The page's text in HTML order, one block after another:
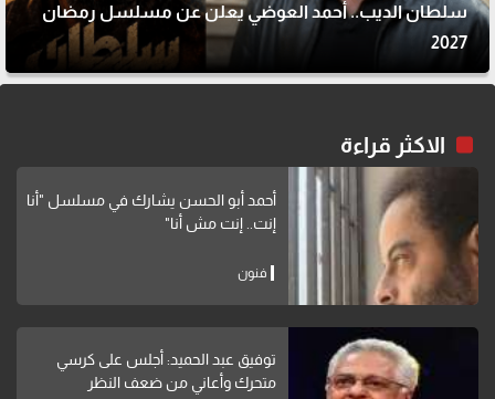
سلطان الديب.. أحمد العوضي يعلن عن مسلسل رمضان
2027
الاكثر قراءة
أحمد أبو الحسن يشارك في مسلسل "أنا
إنت.. إنت مش أنا"
فنون
توفيق عبد الحميد: أجلس على كرسي
متحرك وأعاني من ضعف النظر